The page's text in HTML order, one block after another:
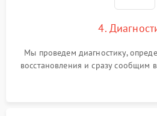
4.
Мы проведем диагностику,
восстановления и сразу сообщим